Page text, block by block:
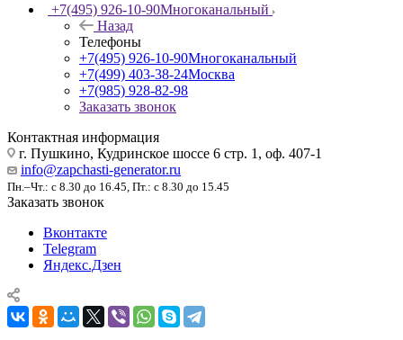
+7(495) 926-10-90Многоканальный
Назад
Телефоны
+7(495) 926-10-90Многоканальный
+7(499) 403-38-24Москва
+7(985) 928-82-98
Заказать звонок
Контактная информация
г. Пушкино, Кудринское шоссе 6 стр. 1, оф. 407-1
info@zapchasti-generator.ru
Пн.–Чт.: с 8.30 до 16.45, Пт.: с 8.30 до 15.45
Заказать звонок
Вконтакте
Telegram
Яндекс.Дзен